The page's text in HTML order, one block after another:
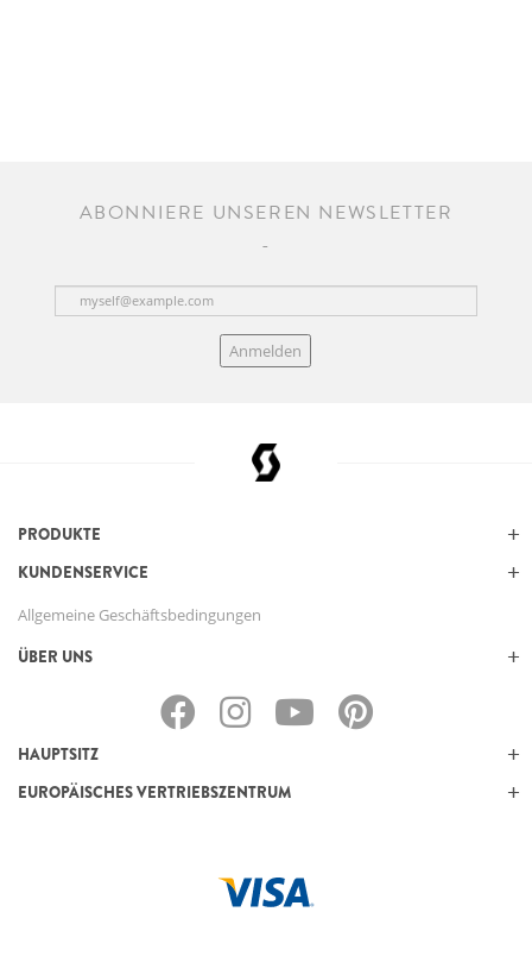
ABONNIERE UNSEREN NEWSLETTER
Anmelden
PRODUKTE
KUNDENSERVICE
Allgemeine Geschäftsbedingungen
ÜBER UNS
HAUPTSITZ
EUROPÄISCHES VERTRIEBSZENTRUM